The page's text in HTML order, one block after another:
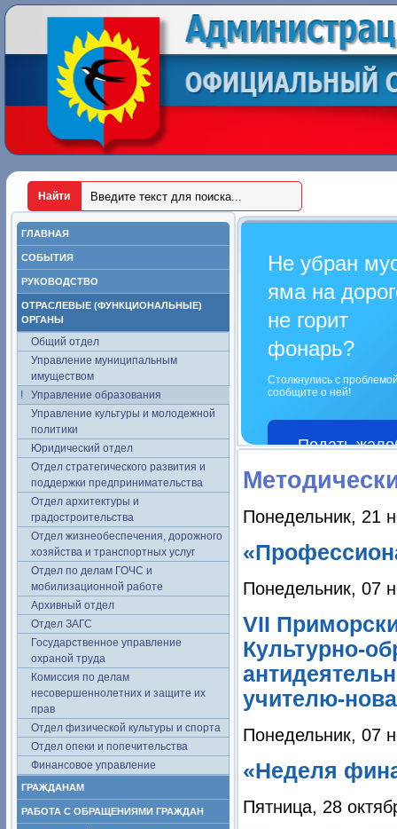
ГЛАВНАЯ
СОБЫТИЯ
РУКОВОДСТВО
ОТРАСЛЕВЫЕ (ФУНКЦИОНАЛЬНЫЕ)
ОРГАНЫ
Общий отдел
Управление муниципальным
имуществом
Управление образования
Управление культуры и молодежной
политики
Юридический отдел
Отдел стратегического развития и
поддержки предпринимательства
Отдел архитектуры и
градостроительства
Отдел жизнеобеспечения, дорожного
хозяйства и транспортных услуг
Отдел по делам ГОЧС и
мобилизационной работе
Архивный отдел
Отдел ЗАГС
Государственное управление
охраной труда
Комиссия по делам
несовершеннолетних и защите их
прав
Отдел физической культуры и спорта
Отдел опеки и попечительства
Финансовое управление
ГРАЖДАНАМ
РАБОТА С ОБРАЩЕНИЯМИ ГРАЖДАН
Не убран
яма на
не горит
фонарь?
Столкнулись с
сообщите о ней!
Подать
Понедельник, 21
Понедельник, 07
VII
Культурно-
учителю-
Понедельник, 07
«Неделя
Пятница, 28